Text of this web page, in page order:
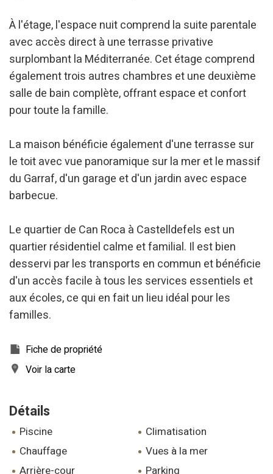
À l'étage, l'espace nuit comprend la suite parentale
avec accès direct à une terrasse privative
surplombant la Méditerranée. Cet étage comprend
également trois autres chambres et une deuxième
salle de bain complète, offrant espace et confort
pour toute la famille.
La maison bénéficie également d'une terrasse sur
le toit avec vue panoramique sur la mer et le massif
du Garraf, d'un garage et d'un jardin avec espace
barbecue.
Le quartier de Can Roca à Castelldefels est un
quartier résidentiel calme et familial. Il est bien
desservi par les transports en commun et bénéficie
d'un accès facile à tous les services essentiels et
aux écoles, ce qui en fait un lieu idéal pour les
familles.
Fiche de propriété
Voir la carte
Détails
piscine
climatisation
chauffage
vues à la mer
arrière-cour
parking
Modifier les cookies
Technique et Fonctionnel
informations afin d'améliorer nos services. Si vous
continuez à naviguer, vous acceptez leur installation.
L'utilisateur a la possibilité de configurer son navigateur,
pouvant, s'il le souhaite, empêcher leur installation sur son
site.
Analyse et Personnalisation
Ils permettent le suivi et l'analyse du comportement des
utilisateurs de ce site. Les informations collectées via ce